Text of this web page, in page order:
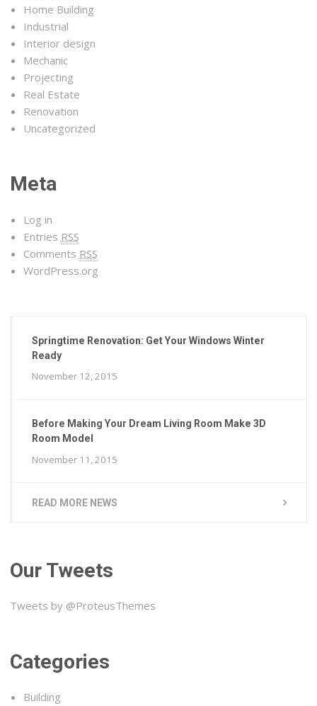
Home Building
Industrial
Interior design
Mechanic
Projecting
Real Estate
Renovation
Uncategorized
Meta
Log in
Entries RSS
Comments RSS
WordPress.org
Springtime Renovation: Get Your Windows Winter
Ready
November 12, 2015
Before Making Your Dream Living Room Make 3D
Room Model
November 11, 2015
READ MORE NEWS
Our Tweets
Tweets by @ProteusThemes
Categories
Building